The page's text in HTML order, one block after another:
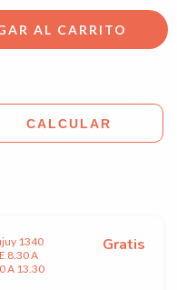
CALCULAR
1340
8.30 A
A 13.30
Gratis